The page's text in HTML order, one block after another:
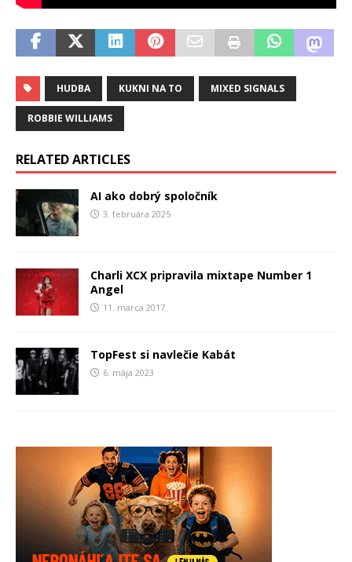
HUDBA KUKNI NA TO MIXED SIGNALS
ROBBIE WILLIAMS
RELATED ARTICLES
AI ako dobrý spoločník
3. februára 2025
Charli XCX pripravila mixtape Number 1
Angel
11. marca 2017
TopFest si navlečie Kabát
6. mája 2023